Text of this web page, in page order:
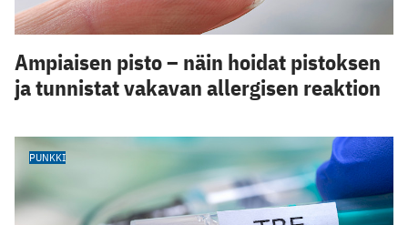
Ampiaisen pisto – näin hoidat pistoksen
ja tunnistat vakavan allergisen reaktion
PUNKKI